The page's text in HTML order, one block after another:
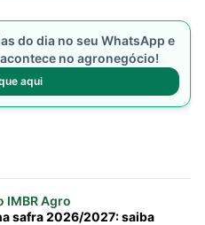
IMBR Agro
safra 2026/2027: saiba
do dia no seu WhatsApp e
no agronegócio!
aqui